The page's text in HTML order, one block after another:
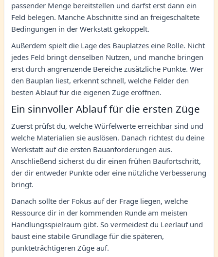
passender Menge bereitstellen und darfst erst dann ein
Feld belegen. Manche Abschnitte sind an freigeschaltete
Bedingungen in der Werkstatt gekoppelt.
Außerdem spielt die Lage des Bauplatzes eine Rolle. Nicht
jedes Feld bringt denselben Nutzen, und manche bringen
erst durch angrenzende Bereiche zusätzliche Punkte. Wer
den Bauplan liest, erkennt schnell, welche Felder den
besten Ablauf für die eigenen Züge eröffnen.
Ein sinnvoller Ablauf für die ersten Züge
Zuerst prüfst du, welche Würfelwerte erreichbar sind und
welche Materialien sie auslösen. Danach richtest du deine
Werkstatt auf die ersten Bauanforderungen aus.
Anschließend sicherst du dir einen frühen Baufortschritt,
der dir entweder Punkte oder eine nützliche Verbesserung
bringt.
Danach sollte der Fokus auf der Frage liegen, welche
Ressource dir in der kommenden Runde am meisten
Handlungsspielraum gibt. So vermeidest du Leerlauf und
baust eine stabile Grundlage für die späteren,
punkteträchtigeren Züge auf.